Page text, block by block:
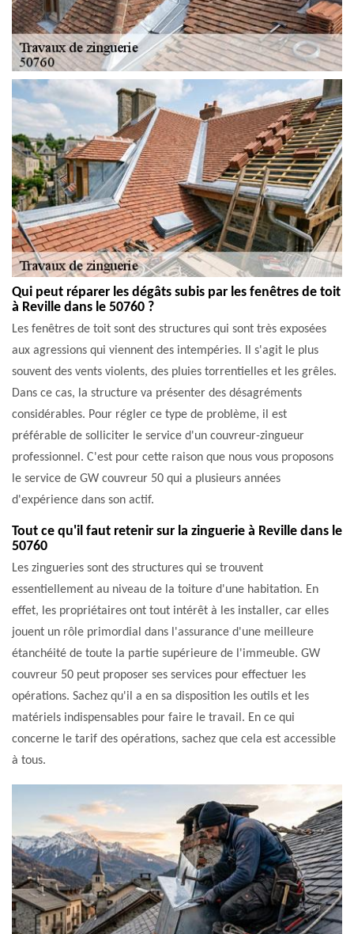
Qui peut réparer les dégâts subis par les fenêtres de toit
à Reville dans le 50760 ?
Les fenêtres de toit sont des structures qui sont très exposées
aux agressions qui viennent des intempéries. Il s'agit le plus
souvent des vents violents, des pluies torrentielles et les grêles.
Dans ce cas, la structure va présenter des désagréments
considérables. Pour régler ce type de problème, il est
préférable de solliciter le service d'un couvreur-zingueur
professionnel. C'est pour cette raison que nous vous proposons
le service de GW couvreur 50 qui a plusieurs années
d'expérience dans son actif.
Tout ce qu'il faut retenir sur la zinguerie à Reville dans le
50760
Les zingueries sont des structures qui se trouvent
essentiellement au niveau de la toiture d'une habitation. En
effet, les propriétaires ont tout intérêt à les installer, car elles
jouent un rôle primordial dans l'assurance d'une meilleure
étanchéité de toute la partie supérieure de l'immeuble. GW
couvreur 50 peut proposer ses services pour effectuer les
opérations. Sachez qu'il a en sa disposition les outils et les
matériels indispensables pour faire le travail. En ce qui
concerne le tarif des opérations, sachez que cela est accessible
à tous.